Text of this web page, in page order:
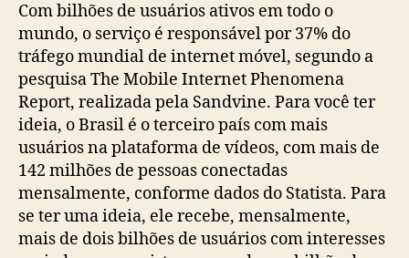
Com bilhões de usuários ativos em todo o
mundo, o serviço é responsável por 37% do
tráfego mundial de internet móvel, segundo a
pesquisa The Mobile Internet Phenomena
Report, realizada pela Sandvine. Para você ter
ideia, o Brasil é o terceiro país com mais
usuários na plataforma de vídeos, com mais de
142 milhões de pessoas conectadas
mensalmente, conforme dados do Statista. Para
se ter uma ideia, ele recebe, mensalmente,
mais de dois bilhões de usuários com interesses